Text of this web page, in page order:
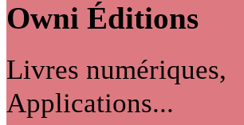
Owni Éditions
Livres numériques,
Applications...